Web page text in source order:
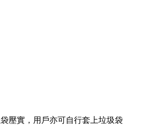
壓實，用戶亦可自行套上垃圾袋